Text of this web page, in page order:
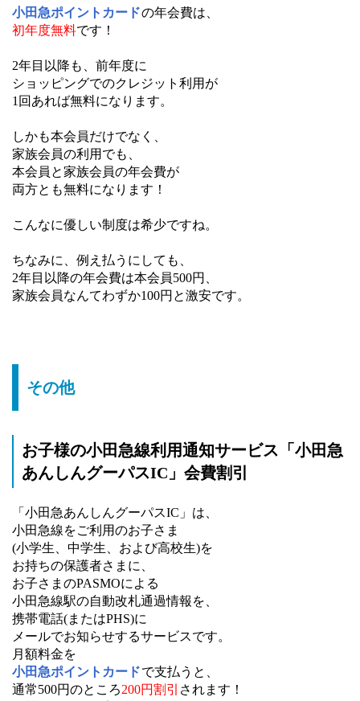
小田急ポイントカードの年会費は、
初年度無料です！
2年目以降も、前年度に
ショッピングでのクレジット利用が
1回あれば無料になります。
しかも本会員だけでなく、
家族会員の利用でも、
本会員と家族会員の年会費が
両方とも無料になります！
こんなに優しい制度は希少ですね。
ちなみに、例え払うにしても、
2年目以降の年会費は本会員500円、
家族会員なんてわずか100円と激安です。
その他
お子様の小田急線利用通知サービス「小田急
あんしんグーパスIC」会費割引
「小田急あんしんグーパスIC」は、
小田急線をご利用のお子さま
(小学生、中学生、および高校生)を
お持ちの保護者さまに、
お子さまのPASMOによる
小田急線駅の自動改札通過情報を、
携帯電話(またはPHS)に
メールでお知らせするサービスです。
月額料金を
小田急ポイントカードで支払うと、
通常500円のところ200円割引 されます！